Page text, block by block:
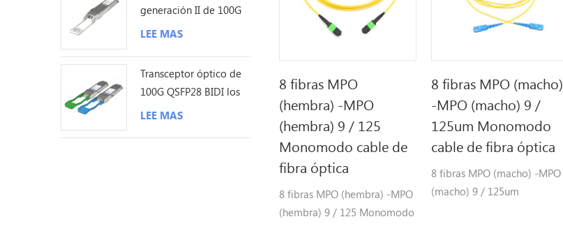
8 fibras MPO
(hembra) -MPO
(hembra) 9 / 125
Monomodo cable de
fibra óptica
8 fibras MPO (hembra) -MPO
(hembra) 9 / 125 Monomodo
8 fibras MPO (macho)
-MPO (macho) 9 /
125um Monomodo
cable de fibra óptica
8 fibras MPO (macho) -MPO
(macho) 9 / 125um
generación II de 100G
QSFP28 ZR4 80KM LC
LEE MAS
Transceptor óptico de
100G QSFP28 BIDI los
40KM LC
LEE MAS